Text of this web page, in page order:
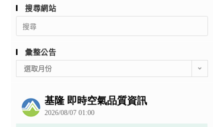
搜尋網站
Search
for:
彙整公告
整
選取月份